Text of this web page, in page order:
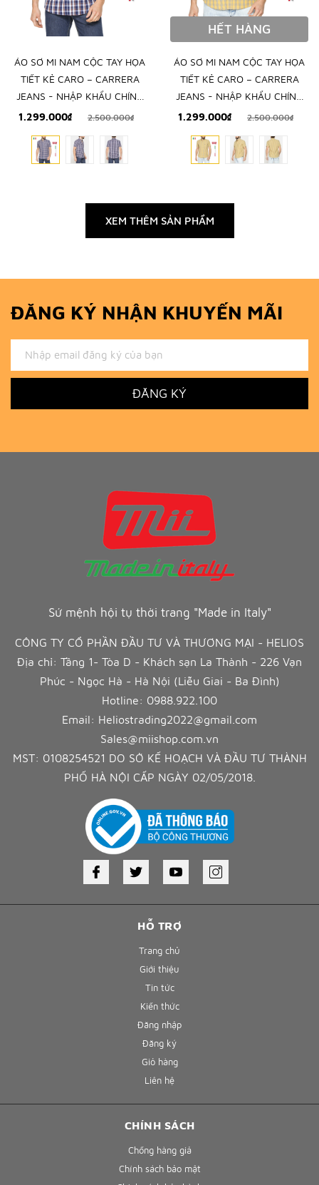
ÁO SƠ MI NAM CỘC TAY HỌA
TIẾT KẺ CARO – CARRERA
JEANS - NHẬP KHẨU CHÍNH
NGẠCH TỪ Ý
1.299.000₫ 2.500.000₫
HẾT HÀNG
ÁO SƠ MI NAM CỘC TAY HỌA
TIẾT KẺ CARO – CARRERA
JEANS - NHẬP KHẨU CHÍNH
NGẠCH TỪ Ý
1.299.000₫ 2.500.000₫
XEM THÊM SẢN PHẨM
ĐĂNG KÝ NHẬN KHUYẾN MÃI
ĐĂNG KÝ
HỖ TRỢ
Trang chủ
Giới thiệu
Tin tức
Kiến thức
Đăng nhập
Đăng ký
Giỏ hàng
Liên hệ
Sứ mệnh hội tụ thời trang "Made in Italy"
CÔNG TY CỔ PHẦN ĐẦU TƯ VÀ THƯƠNG MẠI - HELIOS
Địa chỉ: Tầng 1- Tòa D - Khách sạn La Thành - 226 Vạn
Phúc - Ngọc Hà - Hà Nội (Liễu Giai - Ba Đình)
Hotline: 0988.922.100
Email: Heliostrading2022@gmail.com
Sales@miishop.com.vn
MST: 0108254521 DO SỞ KẾ HOẠCH VÀ ĐẦU TƯ THÀNH
PHỐ HÀ NỘI CẤP NGÀY 02/05/2018.
CHÍNH SÁCH
Chống hàng giả
Chính sách bảo mật